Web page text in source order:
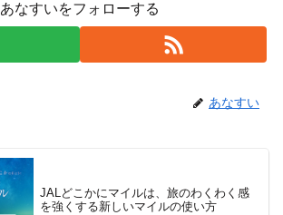
あなすいをフォローする
あなすい
JALどこかにマイルは、旅のわくわく感
を強くする新しいマイルの使い方